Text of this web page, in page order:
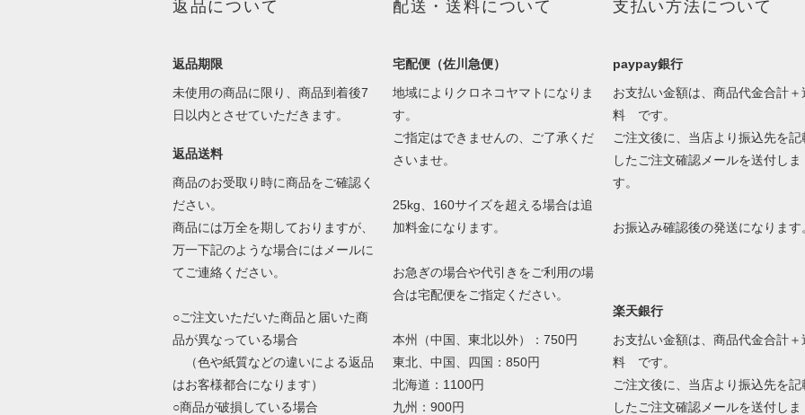
返品について
返品期限
未使用の商品に限り、商品到着後7
日以内とさせていただきます。
返品送料
商品のお受取り時に商品をご確認く
ださい。
商品には万全を期しておりますが、
万一下記のような場合にはメールに
てご連絡ください。
○ご注文いただいた商品と届いた商
品が異なっている場合
（色や紙質などの違いによる返品
はお客様都合になります）
○商品が破損している場合
配送・送料について
宅配便（佐川急便）
地域によりクロネコヤマトになりま
す。
ご指定はできませんの、ご了承くだ
さいませ。
25kg、160サイズを超える場合は追
加料金になります。
お急ぎの場合や代引きをご利用の場
合は宅配便をご指定ください。
本州（中国、東北以外）：750円
東北、中国、四国：850円
北海道：1100円
九州：900円
支払い方法について
paypay銀行
お支払い金額は、商品代金合計＋
料 です。
ご注文後に、当店より振込先を記
したご注文確認メールを送付しま
す。
お振込み確認後の発送になります
楽天銀行
お支払い金額は、商品代金合計＋
料 です。
ご注文後に、当店より振込先を記
したご注文確認メールを送付しま